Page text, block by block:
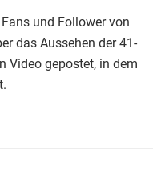
und Follower von
das Aussehen der 41-
Video gepostet, in dem